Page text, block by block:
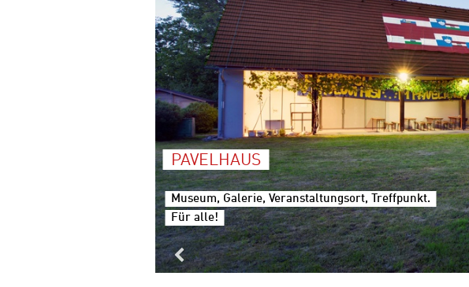
PAVELHAUS
Museum, Galerie, Veranstaltungsort, Treffpunkt.
Für alle!